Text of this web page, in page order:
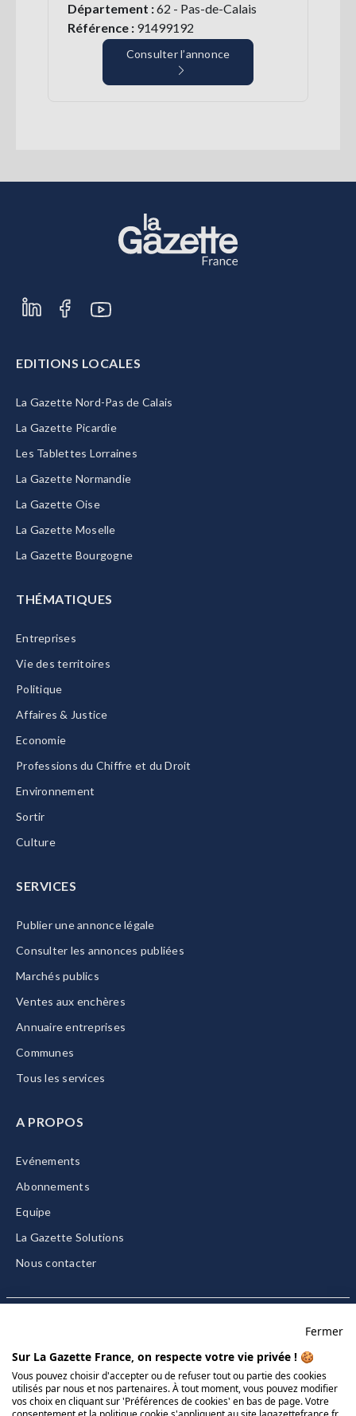
Département :62 - Pas-de-Calais
Référence : 91499192
Consulter l’annonce
EDITIONS LOCALES
La Gazette Nord-Pas de Calais
La Gazette Picardie
Les Tablettes Lorraines
La Gazette Normandie
La Gazette Oise
La Gazette Moselle
La Gazette Bourgogne
THÉMATIQUES
Entreprises
Vie des territoires
Politique
Affaires & Justice
Economie
Professions du Chiffre et du Droit
Environnement
Sortir
Culture
SERVICES
Publier une annonce légale
Consulter les annonces publiées
Marchés publics
Ventes aux enchères
Annuaire entreprises
Communes
Tous les services
A PROPOS
Evénements
Abonnements
Equipe
La Gazette Solutions
Nous contacter
CGU/CGV
Données personnelles
Fermer
Sur La Gazette France, on respecte votre vie privée ! 🍪
Vous pouvez choisir d'accepter ou de refuser tout ou partie des cookies
utilisés par nous et nos partenaires. À tout moment, vous pouvez modifier
vos choix en cliquant sur 'Préférences de cookies' en bas de page. Votre